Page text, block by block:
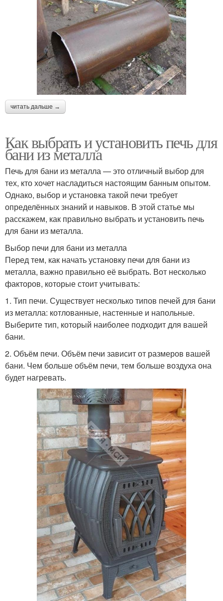
читать дальше →
Как выбрать и установить печь для
бани из металла
Печь для бани из металла — это отличный выбор для
тех, кто хочет насладиться настоящим банным опытом.
Однако, выбор и установка такой печи требует
определённых знаний и навыков. В этой статье мы
расскажем, как правильно выбрать и установить печь
для бани из металла.
Выбор печи для бани из металла
Перед тем, как начать установку печи для бани из
металла, важно правильно её выбрать. Вот несколько
факторов, которые стоит учитывать:
1. Тип печи. Существует несколько типов печей для бани
из металла: котлованные, настенные и напольные.
Выберите тип, который наиболее подходит для вашей
бани.
2. Объём печи. Объём печи зависит от размеров вашей
бани. Чем больше объём печи, тем больше воздуха она
будет нагревать.